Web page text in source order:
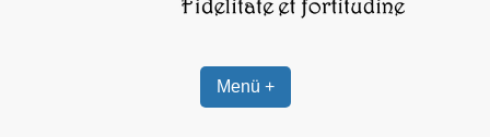
Menü +